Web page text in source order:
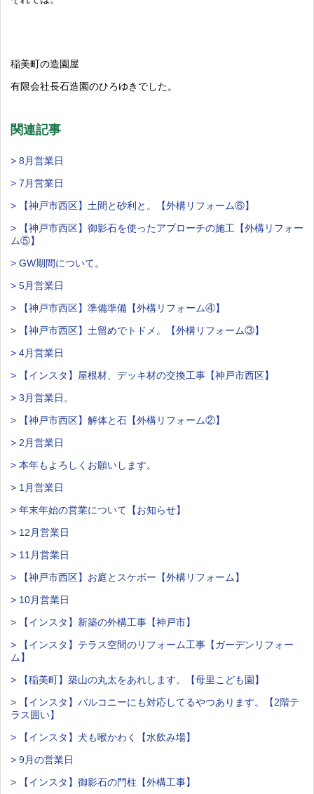
稲美町の造園屋
有限会社長石造園のひろゆきでした。
関連記事
> 8月営業日
> 7月営業日
> 【神戸市西区】土間と砂利と。【外構リフォーム⑥】
> 【神戸市西区】御影石を使ったアプローチの施工【外構リフォー
ム⑤】
> GW期間について。
> 5月営業日
> 【神戸市西区】準備準備【外構リフォーム④】
> 【神戸市西区】土留めでトドメ。【外構リフォーム③】
> 4月営業日
> 【インスタ】屋根材、デッキ材の交換工事【神戸市西区】
> 3月営業日。
> 【神戸市西区】解体と石【外構リフォーム②】
> 2月営業日
> 本年もよろしくお願いします。
> 1月営業日
> 年末年始の営業について【お知らせ】
> 12月営業日
> 11月営業日
> 【神戸市西区】お庭とスケボー【外構リフォーム】
> 10月営業日
> 【インスタ】新築の外構工事【神戸市】
> 【インスタ】テラス空間のリフォーム工事【ガーデンリフォー
ム】
> 【稲美町】築山の丸太をあれします。【母里こども園】
> 【インスタ】バルコニーにも対応してるやつあります。【2階テ
ラス囲い】
> 【インスタ】犬も喉かわく【水飲み場】
> 9月の営業日
> 【インスタ】御影石の門柱【外構工事】